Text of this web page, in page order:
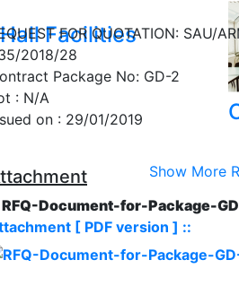
Hall Facilities
Show More
FOR QUOTATION: SAU/
2018/28
Package No: GD-2
: N/A
on : 29/01/2019
RFQ-Document-for-Package-
[ PDF version ] ::